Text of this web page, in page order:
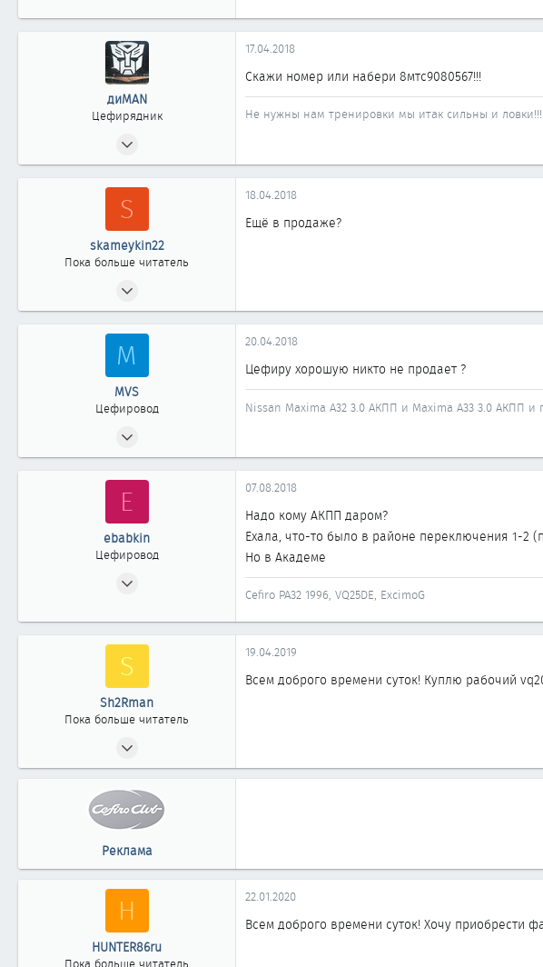
диMAN
Цефирядник
112
Новосибирск
17.04.2018
Скажи номер или набери 8мтс9080567!!!
Не нужны нам тренировки мы итак сильны и ловки!!!
S
skameykin22
Пока больше читатель
1
Санкт-Петербург
18.04.2018
Ещё в продаже?
M
MVS
Цефировод
698
20.04.2018
Цефиру хорошую никто не продает ?
Nissan Maxima A32 3.0 АКПП и Maxima A33 3.0 АКПП
E
ebabkin
Цефировод
0
Новосибирск, Академгородок
07.08.2018
Надо кому АКПП даром?
Ехала, что-то было в районе переключения 1-2
Но в Академе
Cefiro PA32 1996, VQ25DE, ExcimoG
S
Sh2Rman
Пока больше читатель
3
19.04.2019
Всем доброго времени суток! Куплю рабочий
Реклама
H
HUNTER86ru
22.01.2020
Всем доброго времени суток! Хочу приобрести